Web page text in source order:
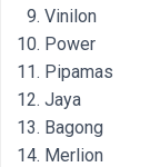
Vinilon
Power
Pipamas
Jaya
Bagong
Merlion